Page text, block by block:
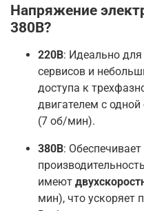
Напряжение
380В?
220В: Идеально
сервисов и
доступа к
двигателем с
(7 об/мин).
380В:
имеют
мин), что ускоряет